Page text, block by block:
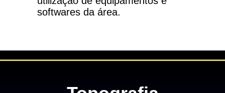
softwares da área.